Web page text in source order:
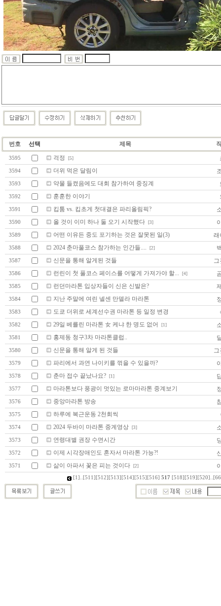
번호 선택 제목
3595 걱정 [5]
3594 더위 먹은 달림이
3593 약물 들켰음에도 대회 참가하여 중징계
3592 훈훈한 이야기
3591 킵툼 vs. 킵초게 첫대결은 파리올림픽?
3590 올 것이 이미 하나 둘 오기 시작했다 [3]
3589 어떤 이유든 중도 포기하는 것은 잘못된 일(3) 래
3588 2024 춘마풀코스 참가하는 인간들.... [2]
3587 신문을 통해 알게된 것들 그
3586 런린이 첫 풀코스 페이스를 어떻게 가져가야 할... [4]
3585 런던마라톤 입상자들이 신은 신발은?
3584 지난 주말에 여린 넬센 만델라 마라톤
3583 도쿄 더위로 세계선수권 마라톤 등 일정 변경
3582 29일 베를린 마라톤 女 케냐 한 명도 없어 [1]
3581 홍제동 청구3차 마라톤클럽..
3580 신문을 통해 알게 된 것들 그
3579 파리에서 과연 나이키를 꺾을 수 있을까?
3578 춘마 접수 끝났나요? [1]
3577 마라톤보다 풍광이 멋있는 로마마라톤 중계보기
3576 중앙마라톤 방송
3575 하루에 복근운동 2천회씩
3574 2024 두바이 마라톤 중계영상 [3]
3573 연령대별 권장 수면시간
3572 이제 시각장애인도 혼자서 마라톤 가능?!
3571 삶이 아파서 꽃은 피는 것이다 [2]
[1] [511] [512] [513] [514] [515] [516] 517 [518] [519] [520]